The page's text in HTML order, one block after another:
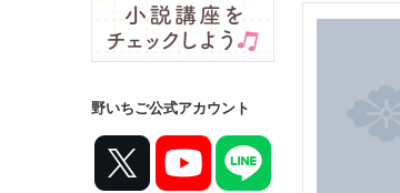
全て
野いちご公式アカウント